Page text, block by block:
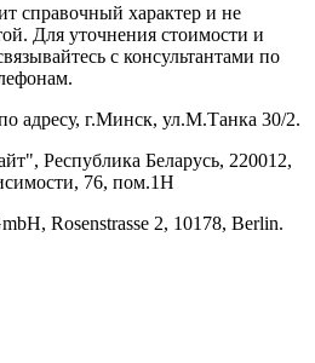
справочный характер и не
Для уточнения стоимости и
с консультантами по
адресу, г.Минск, ул.М.Танка 30/2.
Республика Беларусь, 220012,
76, пом.1Н
Rosenstrasse 2, 10178, Berlin.